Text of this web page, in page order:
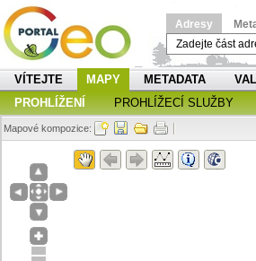
Adresy
VÍTEJTE MAPY METADATA
PROHLÍŽENÍ
PROHLÍŽECÍ SLUŽBY
Mapové kompozice: